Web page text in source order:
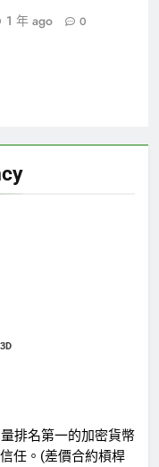
1 年 ago 0
排名第一的加密貨幣
任。(差價合約槓桿